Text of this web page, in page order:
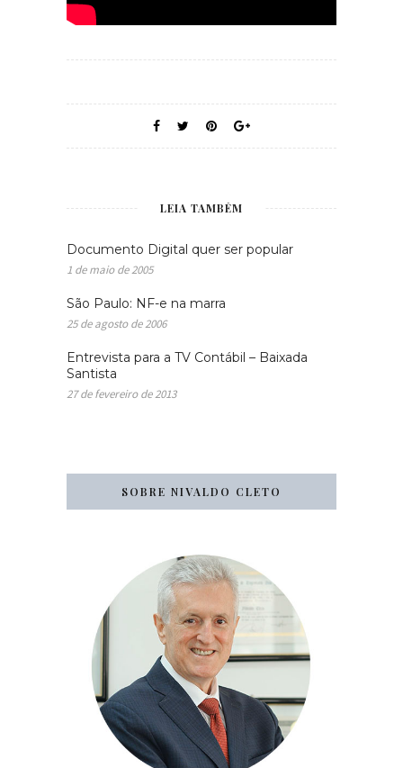
LEIA TAMBÉM
Documento Digital quer ser popular
1 de maio de 2005
São Paulo: NF-e na marra
25 de agosto de 2006
Entrevista para a TV Contábil – Baixada
Santista
27 de fevereiro de 2013
SOBRE NIVALDO CLETO